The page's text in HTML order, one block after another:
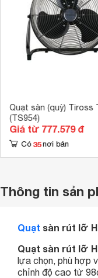
Quạt sàn (quỳ) Tiross
(TS954)
Giá từ 777.579 đ
Có 35 nơi bán
Thông tin sản
Quạt sàn rút lỡ
Quạt sàn rút lỡ
lựa chọn, phù hợp
chỉnh độ cao từ